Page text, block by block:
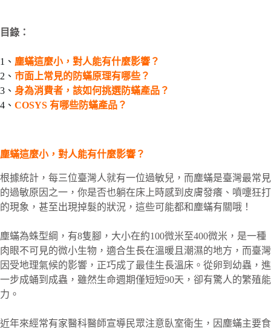
目錄：
1、 塵蟎這麼小，對人能有什麼影響？
2、 市面上常見的防蟎原理有哪些？
3、 身為消費者，該如何挑選防蟎產品？
4、 COSYS 有哪些防蟎產品？
塵蟎這麼小，對人能有什麼影響？
根據統計，每三位臺灣人就有一位過敏兒，而塵蟎是臺灣最常見
的過敏原因之一，你是否也躺在床上時感到皮膚發癢、噴嚏狂打
的現象，甚至出現掉髮的狀況，這些可能都和塵蟎有關哦！
塵蟎為蛛型綱，有8隻腳，大小在約100微米至400微米，是一種
肉眼不可見的微小生物，適合生長在溫暖且潮濕的地方，而臺灣
因受地理氣候的影響，正巧成了最佳生長溫床。從卵到幼蟲，進
一步成蛹到成蟲，雖然生命週期僅短短90天，卻有驚人的繁殖能
力。
近年來經常有家醫科醫師宣導民眾注意臥室衛生，因塵蟎主要食